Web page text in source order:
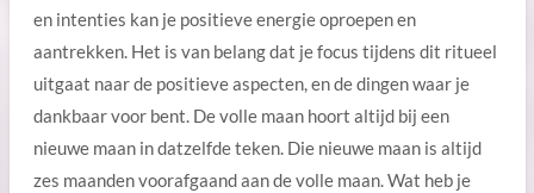
en intenties kan je positieve energie oproepen en
aantrekken. Het is van belang dat je focus tijdens dit ritueel
uitgaat naar de positieve aspecten, en de dingen waar je
dankbaar voor bent. De volle maan hoort altijd bij een
nieuwe maan in datzelfde teken. Die nieuwe maan is altijd
zes maanden voorafgaand aan de volle maan. Wat heb je